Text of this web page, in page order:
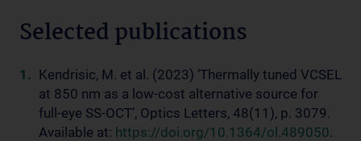
Selected publications
Kendrisic, M. et al. (2023) ‘Thermally tuned VCSEL
at 850 nm as a low-cost alternative source for
full-eye SS-OCT’, Optics Letters, 48(11), p. 3079.
Available at: https://doi.org/10.1364/ol.489050.